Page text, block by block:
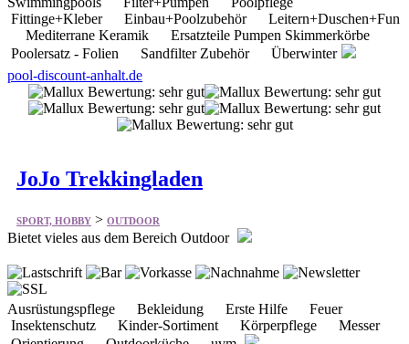
Poolersatz - Folien Sandfilter Zubehör Überwinter
pool-discount-anhalt.de
JoJo Trekkingladen
SPORT, HOBBY> OUTDOOR
Bietet vieles aus dem Bereich Outdoor
Ausrüstungspflege Bekleidung Erste Hilfe Feuer
Insektenschutz Kinder-Sortiment Körperpflege Messer
Orientierung Outdoorküche uvm.
jojotrekking.de